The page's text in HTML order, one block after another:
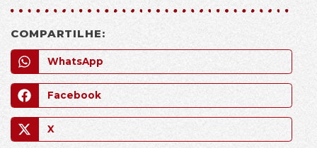
COMPARTILHE:
WhatsApp
Facebook
X